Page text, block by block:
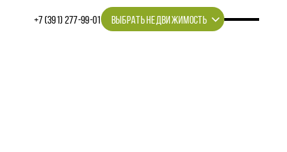
+7 (391) 277‒99‒01 ВЫБРАТЬ НЕДВИЖИМОСТЬ